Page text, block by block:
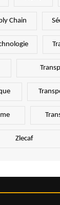
Chain
Zlecaf